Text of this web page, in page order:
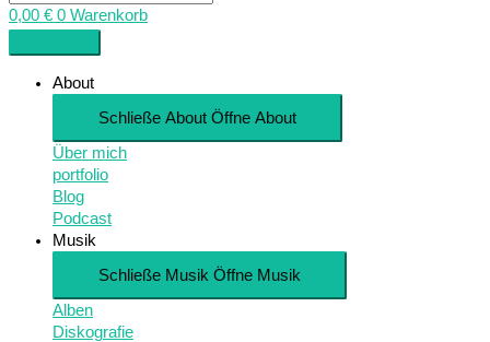
0,00 € 0 Warenkorb
About
Schließe About Öffne About
Über mich
portfolio
Blog
Podcast
Musik
Schließe Musik Öffne Musik
Alben
Diskografie